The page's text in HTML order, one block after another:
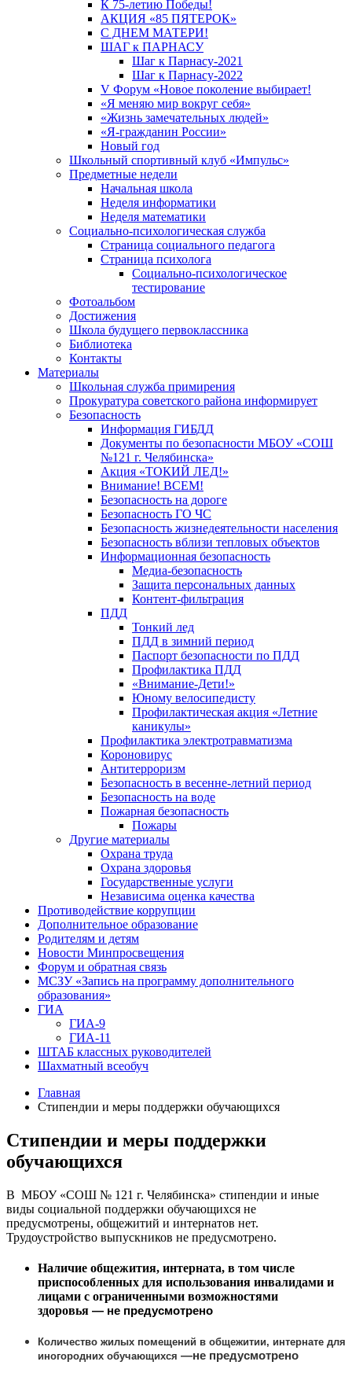
К 75-летию Победы!
АКЦИЯ «85 ПЯТЕРОК»
С ДНЕМ МАТЕРИ!
ШАГ к ПАРНАСУ
Шаг к Парнасу-2021
Шаг к Парнасу-2022
V Форум «Новое поколение выбирает!
«Я меняю мир вокруг себя»
«Жизнь замечательных людей»
«Я-гражданин России»
Новый год
Школьный спортивный клуб «Импульс»
Предметные недели
Начальная школа
Неделя информатики
Неделя математики
Социально-психологическая служба
Страница социального педагога
Страница психолога
Социально-психологическое
тестирование
Фотоальбом
Достижения
Школа будущего первоклассника
Библиотека
Контакты
Материалы
Школьная служба примирения
Прокуратура советского района информирует
Безопасность
Информация ГИБДД
Документы по безопасности МБОУ «СОШ
№121 г. Челябинска»
Акция «ТОКИЙ ЛЕД!»
Внимание! ВСЕМ!
Безопасность на дороге
Безопасность ГО ЧС
Безопасность жизнедеятельности населения
Безопасность вблизи тепловых объектов
Информационная безопасность
Медиа-безопасность
Защита персональных данных
Контент-фильтрация
ПДД
Тонкий лед
ПДД в зимний период
Паспорт безопасности по ПДД
Профилактика ПДД
«Внимание-Дети!»
Юному велосипедисту
Профилактическая акция «Летние
каникулы»
Профилактика электротравматизма
Короновирус
Антитерроризм
Безопасность в весенне-летний период
Безопасность на воде
Пожарная безопасность
Пожары
Другие материалы
Охрана труда
Охрана здоровья
Государственные услуги
Независима оценка качества
Противодействие коррупции
Дополнительное образование
Родителям и детям
Новости Минпросвещения
Форум и обратная связь
МСЗУ «Запись на программу дополнительного
образования»
ГИА
ГИА-9
ГИА-11
ШТАБ классных руководителей
Шахматный всеобуч
Главная
Стипендии и меры поддержки обучающихся
Стипендии и меры поддержки
обучающихся
В МБОУ «СОШ № 121 г. Челябинска» стипендии и иные
виды социальной поддержки обучающихся не
предусмотрены, общежитий и интернатов нет.
Трудоустройство выпускников не предусмотрено.
Наличие общежития, интерната, в том числе
приспособленных для использования инвалидами и
лицами с ограниченными возможностями
здоровья — не предусмотрено
Количество жилых помещений в общежитии, интернате для
иногородних обучающихся —не предусмотрено